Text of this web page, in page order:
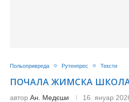
Польопривреда Рутенпрес Тексти
ПОЧАЛА ЖИМСКА
автор Ан. Медєши 16. януар